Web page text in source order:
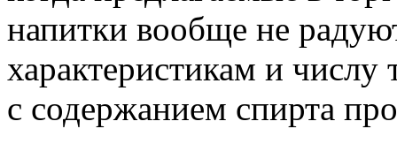
напитки вообще не
характеристикам и
с содержанием спирта